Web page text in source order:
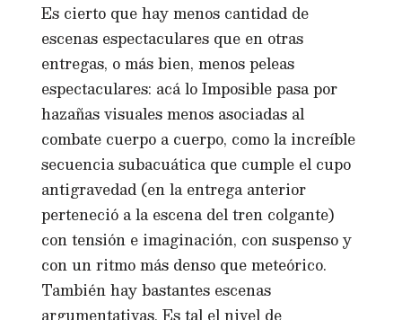
Es cierto que hay menos cantidad de
escenas espectaculares que en otras
entregas, o más bien, menos peleas
espectaculares: acá lo Imposible pasa por
hazañas visuales menos asociadas al
combate cuerpo a cuerpo, como la increíble
secuencia subacuática que cumple el cupo
antigravedad (en la entrega anterior
perteneció a la escena del tren colgante)
con tensión e imaginación, con suspenso y
con un ritmo más denso que meteórico.
También hay bastantes escenas